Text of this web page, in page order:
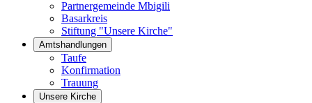
Partnergemeinde Mbigili
Basarkreis
Stiftung "Unsere Kirche"
Amtshandlungen
Taufe
Konfirmation
Trauung
Unsere Kirche